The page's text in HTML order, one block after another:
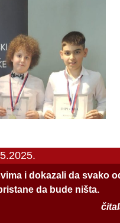
i dokazali da svako
da bude ništa.